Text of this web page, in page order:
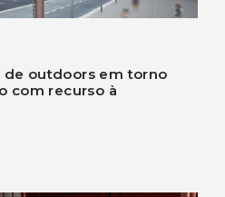
de outdoors em torno
com recurso à